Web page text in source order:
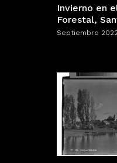
Invierno en
Forestal,
Septiembre